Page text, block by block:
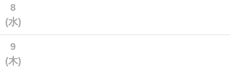
8
(水)
9
(木)